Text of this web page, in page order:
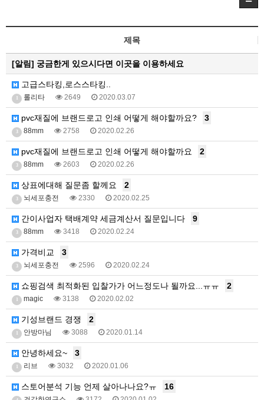
제목
[알림] 궁금한게 있으시다면 이곳을 이용하세요
고급스타킹,로스스타킹..
롤리타 2649 2020.03.07
pvc재질에 브랜드로고 인쇄 어떻게 해야할까요? 3
3 88mm 2758 2020.02.26
pvc재질에 브랜드로고 인쇄 어떻게 해야할까요 2
3 88mm 2603 2020.02.26
상표에대해 질문좀 할께요 2
3 뇌세포충전 2330 2020.02.25
간이사업자 택배계약 세금계산서 질문입니다 9
3 88mm 3418 2020.02.24
가격비교 3
3 뇌세포충전 2596 2020.02.24
쇼핑검색 최적화된 입찰가가 어느정도나 될까요...ㅠㅠ 2
magic 3138 2020.02.02
기성브랜드 경쟁 2
안방마님 3088 2020.01.14
안녕하세요~ 3
리브 3032 2020.01.06
스토어분석 기능 언제 살아나나요?ㅠ 16